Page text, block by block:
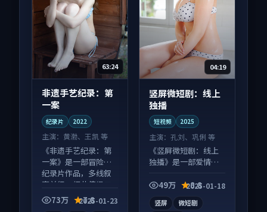
63:24
非遗手艺纪录：第
一案
纪录片 2022
主演： 黄渤、王凯 等
《非遗手艺纪录：第
一案》是一部冒险向
纪录片作品，多线叙
事并行，细节值得二
刷回味。
73万 7.8
2025-01-23
04:19
竖屏微短剧：线上
独播
短视频 2025
主演：孔刘、巩俐 等
《竖屏微短剧：线上
独播》是一部爱情向
论度高，适合配弹幕
49万 8.8
2025-01-18
竖屏
微短剧